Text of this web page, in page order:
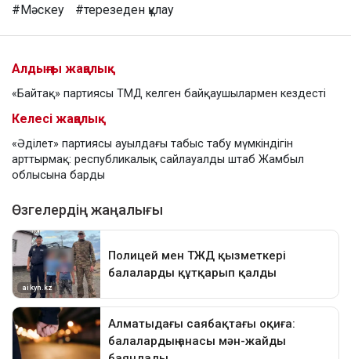
#Мәскеу #терезеден құлау
Алдыңғы жаңалық
«Байтақ» партиясы ТМД келген байқаушылармен кездесті
Келесі жаңалық
«Әділет» партиясы ауылдағы табыс табу мүмкіндігін
арттырмақ: республикалық сайлауалды штаб Жамбыл
облысына барды